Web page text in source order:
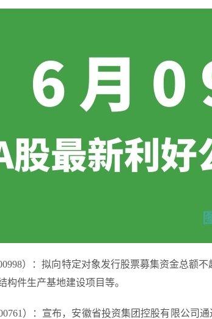
）：拟向特定对象发行股票募集资金总额
构件生产基地建设项目等。
）：宣布，安徽省投资集团控股有限公司